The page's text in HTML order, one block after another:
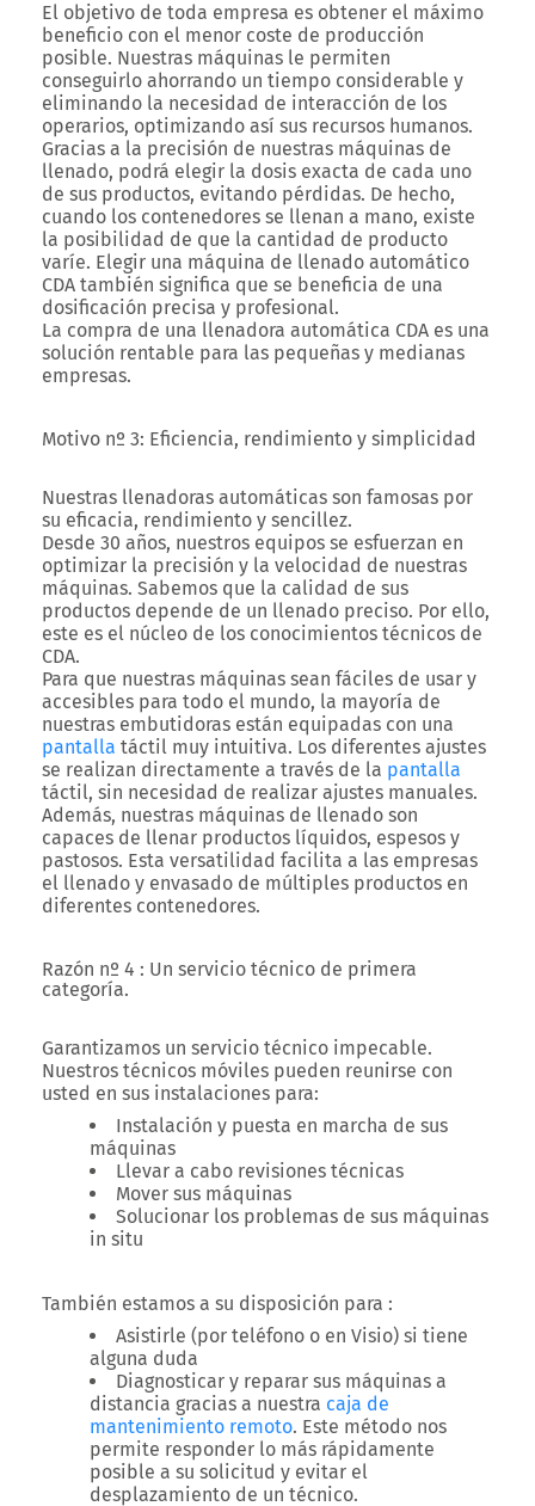
El objetivo de toda empresa es obtener el máximo
beneficio con el menor coste de producción
posible. Nuestras máquinas le permiten
conseguirlo ahorrando un tiempo considerable y
eliminando la necesidad de interacción de los
operarios, optimizando así sus recursos humanos.
Gracias a la precisión de nuestras máquinas de
llenado, podrá elegir la dosis exacta de cada uno
de sus productos, evitando pérdidas. De hecho,
cuando los contenedores se llenan a mano, existe
la posibilidad de que la cantidad de producto
varíe. Elegir una máquina de llenado automático
CDA también significa que se beneficia de una
dosificación precisa y profesional.
La compra de una llenadora automática CDA es una
solución rentable para las pequeñas y medianas
empresas.
Motivo nº 3: Eficiencia, rendimiento y simplicidad
Nuestras llenadoras automáticas son famosas por
su eficacia, rendimiento y sencillez.
Desde 30 años, nuestros equipos se esfuerzan en
optimizar la precisión y la velocidad de nuestras
máquinas. Sabemos que la calidad de sus
productos depende de un llenado preciso. Por ello,
este es el núcleo de los conocimientos técnicos de
CDA.
Para que nuestras máquinas sean fáciles de usar y
accesibles para todo el mundo, la mayoría de
nuestras embutidoras están equipadas con una
pantalla táctil muy intuitiva. Los diferentes ajustes
se realizan directamente a través de la pantalla
táctil, sin necesidad de realizar ajustes manuales.
Además, nuestras máquinas de llenado son
capaces de llenar productos líquidos, espesos y
pastosos. Esta versatilidad facilita a las empresas
el llenado y envasado de múltiples productos en
diferentes contenedores.
Razón nº 4 : Un servicio técnico de primera
categoría.
Garantizamos un servicio técnico impecable.
Nuestros técnicos móviles pueden reunirse con
usted en sus instalaciones para:
Instalación y puesta en marcha de sus
máquinas
Llevar a cabo revisiones técnicas
Mover sus máquinas
Solucionar los problemas de sus máquinas
in situ
También estamos a su disposición para :
Asistirle (por teléfono o en Visio) si tiene
alguna duda
Diagnosticar y reparar sus máquinas a
distancia gracias a nuestra caja de
mantenimiento remoto. Este método nos
permite responder lo más rápidamente
posible a su solicitud y evitar el
desplazamiento de un técnico.